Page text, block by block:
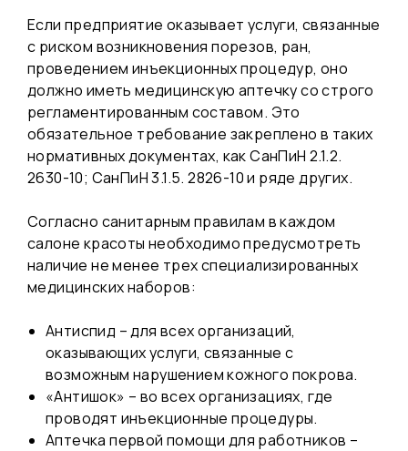
Если предприятие оказывает услуги, связанные
с риском возникновения порезов, ран,
проведением инъекционных процедур, оно
должно иметь медицинскую аптечку со строго
регламентированным составом. Это
обязательное требование закреплено в таких
нормативных документах, как СанПиН 2.1.2.
2630-10; СанПиН 3.1.5. 2826-10 и ряде других.
Согласно санитарным правилам в каждом
салоне красоты необходимо предусмотреть
наличие не менее трех специализированных
медицинских наборов:
Антиспид – для всех организаций,
оказывающих услуги, связанные с
возможным нарушением кожного покрова.
«Антишок» – во всех организациях, где
проводят инъекционные процедуры.
Аптечка первой помощи для работников –